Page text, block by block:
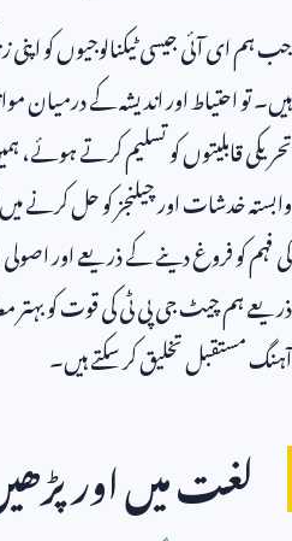
جب ہم ای آئی جیسی ٹیکنالوجیوں کو
ہیں۔ تو احتیاط اور اندیشہ کے درمیان
تحریکی قابلیتوں کو تسلیم کرتے
وابستہ خدشات اور چیلنجز کو حل کرنے
کی فہم کو فروغ دینے کے ذریعے اور
ذریعے ہم چیٹ جی پی ٹی کی قوت کو
آہنگ مستقبل تخلیق کر سکتے ہیں۔
لغت میں اور